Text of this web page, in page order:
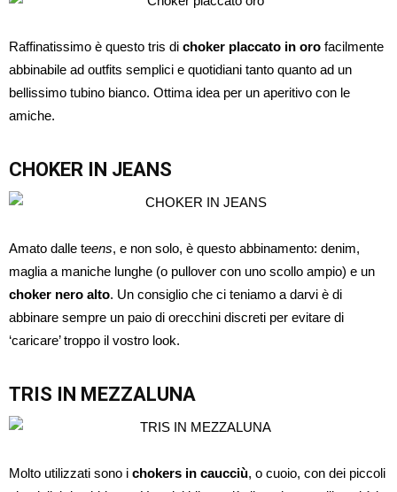
Raffinatissimo è questo tris di choker placcato in oro facilmente
abbinabile ad outfits semplici e quotidiani tanto quanto ad un
bellissimo tubino bianco. Ottima idea per un aperitivo con le
amiche.
CHOKER IN JEANS
Amato dalle teens, e non solo, è questo abbinamento: denim,
maglia a maniche lunghe (o pullover con uno scollo ampio) e un
choker nero alto. Un consiglio che ci teniamo a darvi è di
abbinare sempre un paio di orecchini discreti per evitare di
‘caricare’ troppo il vostro look.
TRIS IN MEZZALUNA
Molto utilizzati sono i chokers in caucciù, o cuoio, con dei piccoli